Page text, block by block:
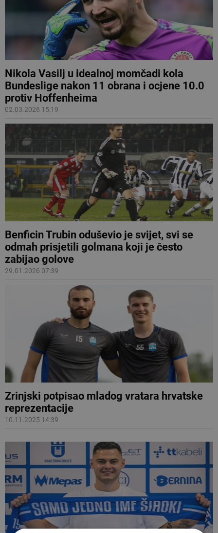
Nikola Vasilj u idealnoj momčadi kola
Bundeslige nakon 11 obrana i ocjene 10.0
protiv Hoffenheima
02.03.2026 15:19
Benficin Trubin oduševio je svijet, svi se
odmah prisjetili golmana koji je često
zabijao golove
29.01.2026 07:39
Zrinjski potpisao mladog vratara hrvatske
reprezentacije
10.11.2025 14:39